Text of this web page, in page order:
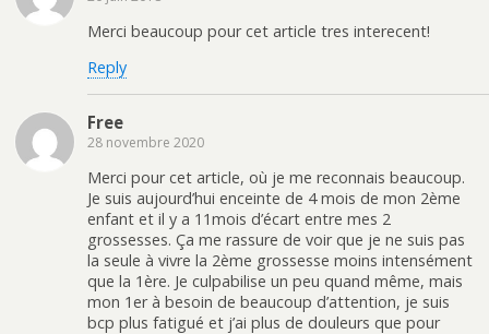
Merci beaucoup pour cet article tres interecent!
Reply
Free
28 novembre 2020
Merci pour cet article, où je me reconnais beaucoup.
Je suis aujourd’hui enceinte de 4 mois de mon 2ème
enfant et il y a 11mois d’écart entre mes 2
grossesses. Ça me rassure de voir que je ne suis pas
la seule à vivre la 2ème grossesse moins intensément
que la 1ère. Je culpabilise un peu quand même, mais
mon 1er à besoin de beaucoup d’attention, je suis
bcp plus fatigué et j’ai plus de douleurs que pour